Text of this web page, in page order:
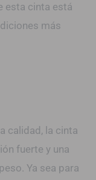
esta cinta está
más
calidad, la cinta
fuerte y una
Ya sea para